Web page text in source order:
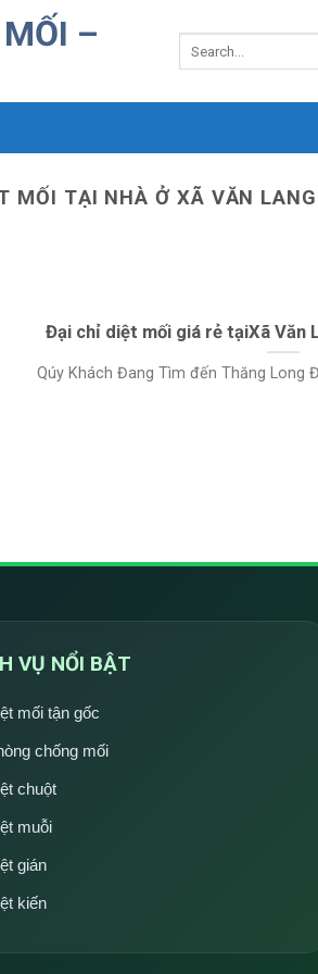
MỐI TẠI NHÀ Ở XÃ VĂN
Đại chỉ diệt mối giá rẻ tạiXã Văn
Qúy Khách Đang Tìm đến Thăng Long
VỤ NỔI BẬT
mối tận gốc
chống mối
chuột
muỗi
gián
kiến